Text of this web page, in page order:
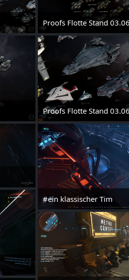
Proofs Flotte Stand
3. Juni 2026 um 13:16
Proofs Flotte Stand
3. Juni 2026 um 13:16
#ein klassischer Tim
24. Mai 2025